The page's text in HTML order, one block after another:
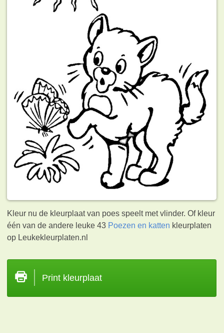
Kleur nu de kleurplaat van poes speelt met vlinder. Of kleur
één van de andere leuke 43 Poezen en katten kleurplaten
op Leukekleurplaten.nl
Print kleurplaat